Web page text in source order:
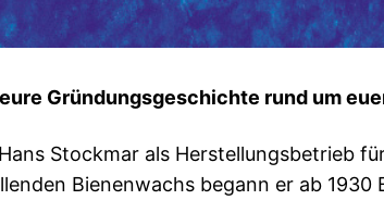
Gründungsgeschichte rund um
Stockmar als Herstellungsbetrieb
Bienenwachs begann er ab